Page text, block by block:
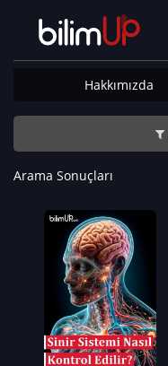
Hakkımızda
Arama Sonuçları